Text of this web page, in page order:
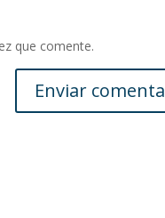
que comente.